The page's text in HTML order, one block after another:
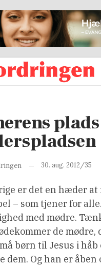
30. aug. 2012/35
er det en hæder at
– som tjener for
med mødre.
de
børn til Jesus i håb
dem. Og han er åben